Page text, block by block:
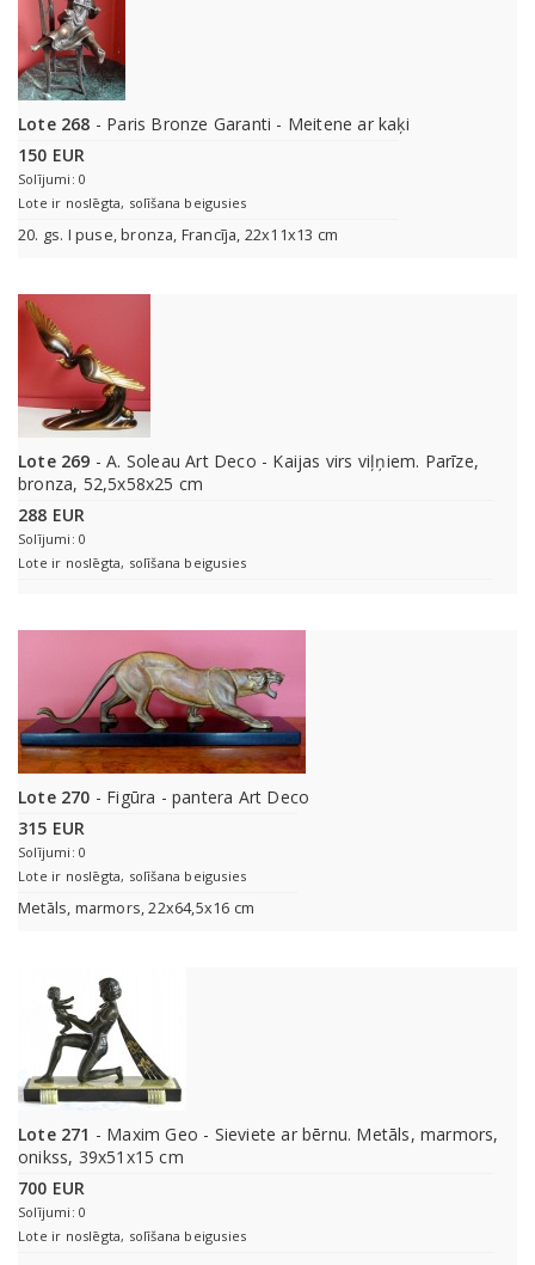
Lote 268 - Paris Bronze Garanti - Meitene ar kaķi
150 EUR
Solījumi: 0
Lote ir noslēgta, solīšana beigusies
20. gs. I puse, bronza, Francīja, 22x11x13 cm
Lote 269 - A. Soleau Art Deco - Kaijas virs viļņiem. Parīze,
bronza, 52,5x58x25 cm
288 EUR
Solījumi: 0
Lote ir noslēgta, solīšana beigusies
Lote 270 - Figūra - pantera Art Deco
315 EUR
Solījumi: 0
Lote ir noslēgta, solīšana beigusies
Metāls, marmors, 22x64,5x16 cm
Lote 271 - Maxim Geo - Sieviete ar bērnu. Metāls, marmors,
onikss, 39x51x15 cm
700 EUR
Solījumi: 0
Lote ir noslēgta, solīšana beigusies